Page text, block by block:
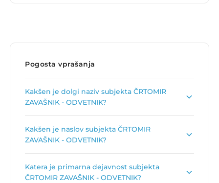
Pogosta vprašanja
Kakšen je dolgi naziv subjekta ČRTOMIR
ZAVAŠNIK - ODVETNIK?
ODVETNIK.
Kakšen je naslov subjekta ČRTOMIR
ZAVAŠNIK - ODVETNIK?
Ljubljana .
Katera je primarna dejavnost subjekta
ČRTOMIR ZAVAŠNIK - ODVETNIK?